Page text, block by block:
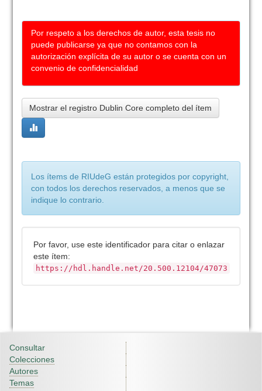
Por respeto a los derechos de autor, esta tesis no
puede publicarse ya que no contamos con la
autorización explícita de su autor o se cuenta con un
convenio de confidencialidad
Mostrar el registro Dublin Core completo del ítem
Los ítems de RIUdeG están protegidos por copyright,
con todos los derechos reservados, a menos que se
indique lo contrario.
Por favor, use este identificador para citar o enlazar
este ítem:
https://hdl.handle.net/20.500.12104/47073
Consultar
Colecciones
Autores
Temas